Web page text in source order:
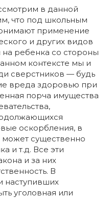
в данной
что под школьным
применение
и других видов
на ребенка со стороны
контексте мы и
сверстников — будь
вреда здоровью при
порча имущества
оскорбления, в
может существенно
и т.д. Все эти
и за них
В
наступивших
уголовная или